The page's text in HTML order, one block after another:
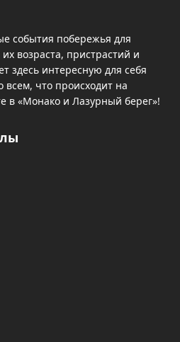
события побережья для
возраста, пристрастий и
здесь интересную для себя
что происходит на
в «Монако и Лазурный берег»!